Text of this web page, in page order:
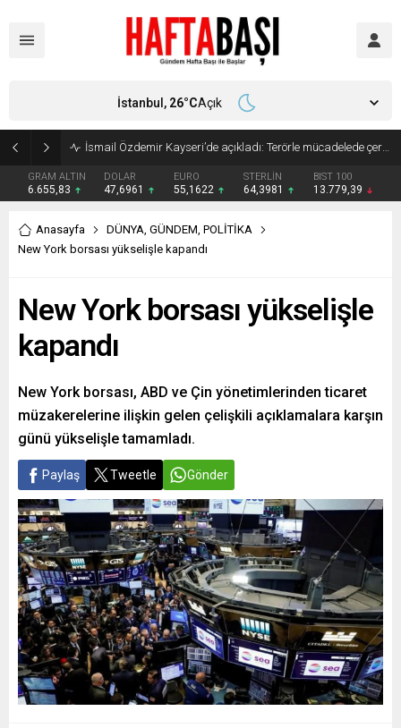
Süleyman Soylu ‘çok korktum’ deyip ilk kez açıkladı: En büyük tehdit dışarısıdır!
GRAM ALTIN
6.655,83
DOLAR
47,6961
EURO
55,1622
STERLİN
64,3981
BIST 100
13.779,39
İstanbul, 26°CAçık
Anasayfa DÜNYA, GÜNDEM, POLİTİKA
New York borsası yükselişle kapandı
New York borsası yükselişle
kapandı
New York borsası, ABD ve Çin yönetimlerinden ticaret
müzakerelerine ilişkin gelen çelişkili açıklamalara karşın
günü yükselişle tamamladı.
Paylaş Tweetle Gönder